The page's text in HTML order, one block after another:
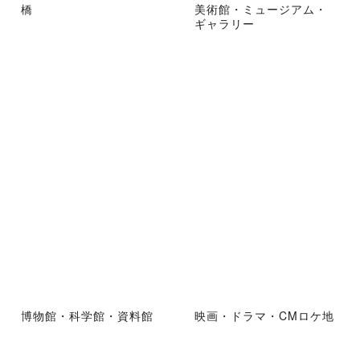
橋
美術館・ミュージアム・
ギャラリー
博物館・科学館・資料館 映画・ドラマ・CMロケ地